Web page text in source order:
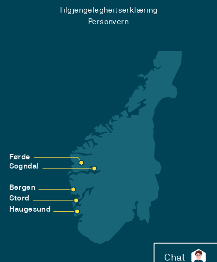
Tilgjengelegheitserklæring
Personvern
Førde
Sogndal
Bergen
Stord
Haugesund
Chat